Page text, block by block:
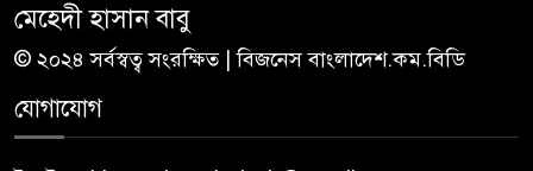
মেহেদী হাসান বাবু
© ২০২৪ সর্বস্বত্ব সংরক্ষিত | বিজনেস বাংলাদেশ.কম.বিডি
যোগাযোগ